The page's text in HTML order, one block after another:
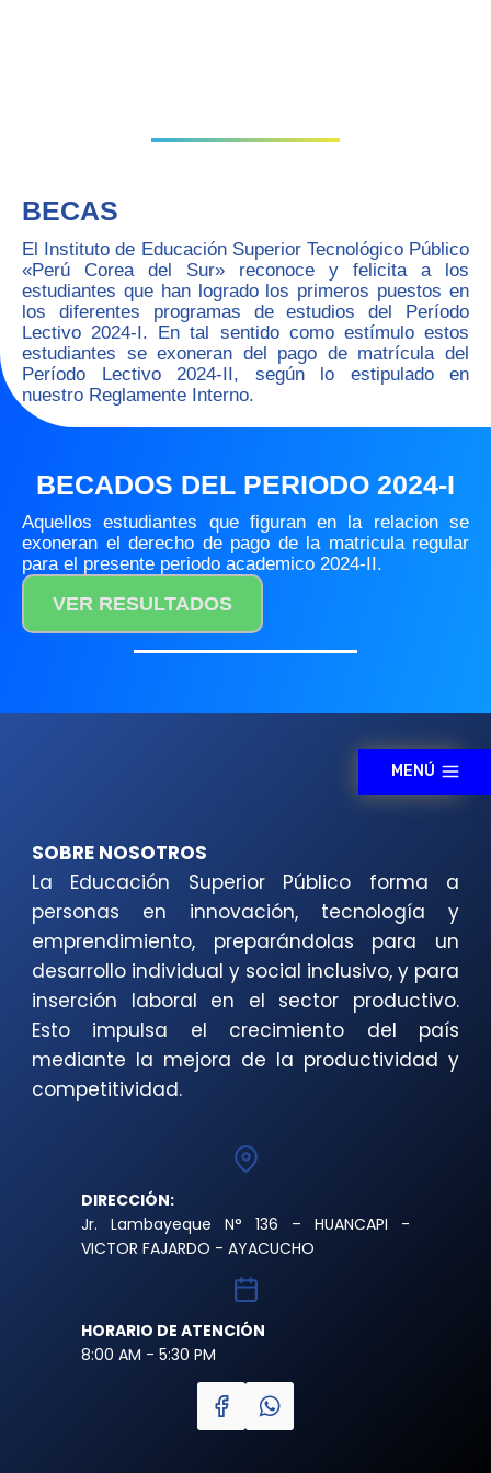
MENÚ
BECAS
El Instituto de Educación Superior Tecnológico Público
«Perú Corea del Sur» reconoce y felicita a los
estudiantes que han logrado los primeros puestos en
los diferentes programas de estudios del Período
Lectivo 2024-I. En tal sentido como estímulo estos
estudiantes se exoneran del pago de matrícula del
Período Lectivo 2024-II, según lo estipulado en
nuestro Reglamente Interno.
BECADOS DEL PERIODO 2024-I
Aquellos estudiantes que figuran en la relacion se
exoneran el derecho de pago de la matricula regular
para el presente periodo academico 2024-II.
VER RESULTADOS
SOBRE NOSOTROS
La Educación Superior Público forma a
personas en innovación, tecnología y
emprendimiento, preparándolas para un
desarrollo individual y social inclusivo, y para
inserción laboral en el sector productivo.
Esto impulsa el crecimiento del país
mediante la mejora de la productividad y
competitividad.
DIRECCIÓN:
Jr. Lambayeque N° 136 – HUANCAPI -
VICTOR FAJARDO - AYACUCHO
HORARIO DE ATENCIÓN
8:00 AM - 5:30 PM